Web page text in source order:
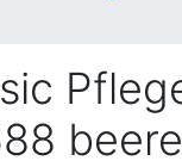
beere